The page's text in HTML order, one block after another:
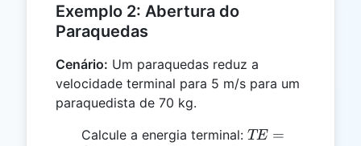
Exemplo 2: Abertura do
Paraquedas
Cenário: Um paraquedas reduz a
velocidade terminal para 5 m/s para um
paraquedista de 70 kg.
Calcule a energia terminal: TE =
TE =